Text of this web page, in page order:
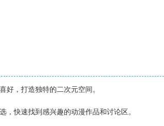
好，打造独特的二次元空间。
，快速找到感兴趣的动漫作品和讨论区。